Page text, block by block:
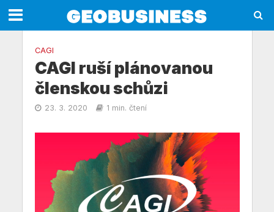
CAGI
CAGI ruší plánovanou
členskou schůzi
23. 3. 2020 1 min. čtení